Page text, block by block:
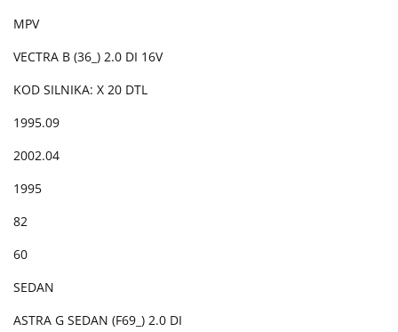
MPV
VECTRA B (36_) 2.0 DI 16V
KOD SILNIKA: X 20 DTL
1995.09
2002.04
1995
82
60
SEDAN
ASTRA G SEDAN (F69_) 2.0 DI